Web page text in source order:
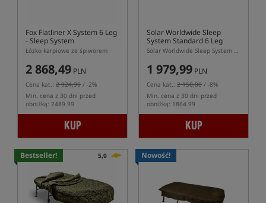
Fox Flatliner X System 6 Leg
- Sleep System
Łózko karpiowe ze śpiworem
2 868,49 PLN
Cena kat.: 2 924,99 / -2%
Min. cena z 30 dni przed
obniżką: 2489.99
KUP
Solar Worldwide Sleep
System Standard 6 Leg
Solar Worldwide Sleep System Standard 6 Leg – karpiowy sleepsystem z modułowym śpiworem 5-sezonowym
1 979,99 PLN
Cena kat.: 2 150,00 / -8%
Min. cena z 30 dni przed
obniżką: 1864.99
KUP
Bestseller! 5,0 Nowość!